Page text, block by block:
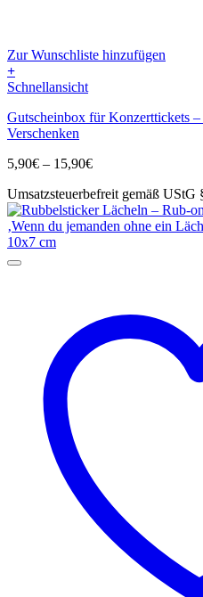
Zur Wunschliste hinzufügen
+
Dieses
weist
mehrere
auf.
Optionen
können
auf
der
Produktseite
Schnellansicht
Gutscheinbox für Konzerttickets
Verschenken
5,90€ – 15,90€Preisspanne:
bis
15,90€
Umsatzsteuerbefreit gemäß UStG